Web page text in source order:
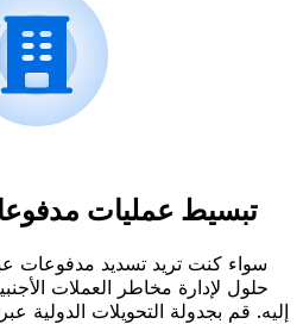
تبسيط عمليات
سواء كنت تريد تسديد مدفوعات
حلول لإدارة مخاطر العملات